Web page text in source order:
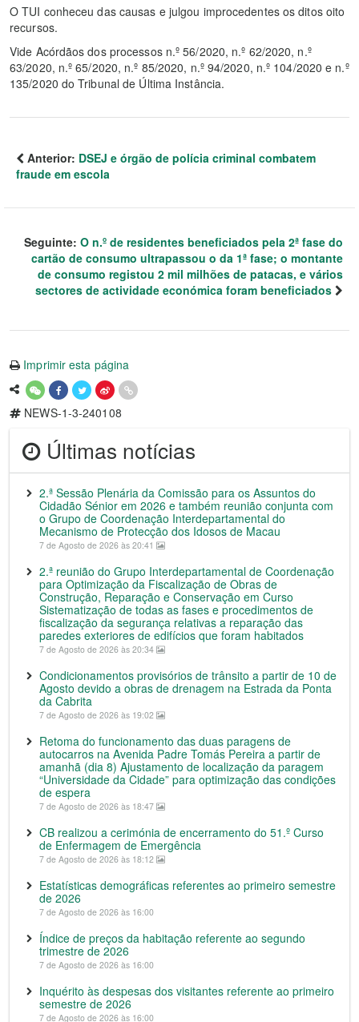
O TUI conheceu das causas e julgou improcedentes os ditos oito
recursos.
Vide Acórdãos dos processos n.º 56/2020, n.º 62/2020, n.º
63/2020, n.º 65/2020, n.º 85/2020, n.º 94/2020, n.º 104/2020 e n.º
135/2020 do Tribunal de Última Instância.
Anterior: DSEJ e órgão de polícia criminal combatem
fraude em escola
Seguinte: O n.º de residentes beneficiados pela 2ª fase do
cartão de consumo ultrapassou o da 1ª fase; o montante
de consumo registou 2 mil milhões de patacas, e vários
sectores de actividade económica foram beneficiados
Imprimir esta página
NEWS-1-3-240108
Últimas notícias
2.ª Sessão Plenária da Comissão para os Assuntos do
Cidadão Sénior em 2026 e também reunião conjunta com
o Grupo de Coordenação Interdepartamental do
Mecanismo de Protecção dos Idosos de Macau
7 de Agosto de 2026 às 20:41
2.ª reunião do Grupo Interdepartamental de Coordenação
para Optimização da Fiscalização de Obras de
Construção, Reparação e Conservação em Curso
Sistematização de todas as fases e procedimentos de
fiscalização da segurança relativas a reparação das
paredes exteriores de edifícios que foram habitados
7 de Agosto de 2026 às 20:34
Condicionamentos provisórios de trânsito a partir de 10 de
Agosto devido a obras de drenagem na Estrada da Ponta
da Cabrita
7 de Agosto de 2026 às 19:02
Retoma do funcionamento das duas paragens de
autocarros na Avenida Padre Tomás Pereira a partir de
amanhã (dia 8) Ajustamento de localização da paragem
“Universidade da Cidade” para optimização das condições
de espera
7 de Agosto de 2026 às 18:47
CB realizou a cerimónia de encerramento do 51.º Curso
de Enfermagem de Emergência
7 de Agosto de 2026 às 18:12
Estatísticas demográficas referentes ao primeiro semestre
de 2026
7 de Agosto de 2026 às 16:00
Índice de preços da habitação referente ao segundo
trimestre de 2026
7 de Agosto de 2026 às 16:00
Inquérito às despesas dos visitantes referente ao primeiro
semestre de 2026
7 de Agosto de 2026 às 16:00